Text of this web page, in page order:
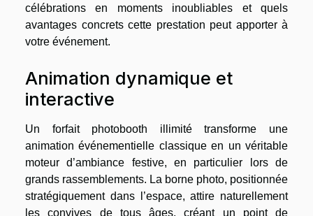
célébrations en moments inoubliables et quels
avantages concrets cette prestation peut apporter à
votre événement.
Animation dynamique et
interactive
Un forfait photobooth illimité transforme une
animation événementielle classique en un véritable
moteur d’ambiance festive, en particulier lors de
grands rassemblements. La borne photo, positionnée
stratégiquement dans l’espace, attire naturellement
les convives de tous âges, créant un point de